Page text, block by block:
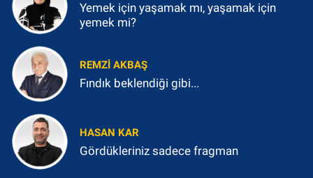
Yemek için yaşamak mı, yaşamak için
yemek mi?
REMZI AKBAŞ
Fındık beklendiği gibi...
HASAN KAR
Gördükleriniz sadece fragman